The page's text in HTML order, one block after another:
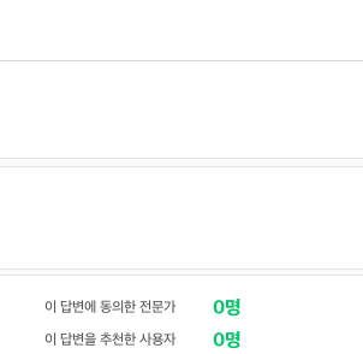
이 답변에 동의한 전문가 0명
이 답변을 추천한 사용자 0명